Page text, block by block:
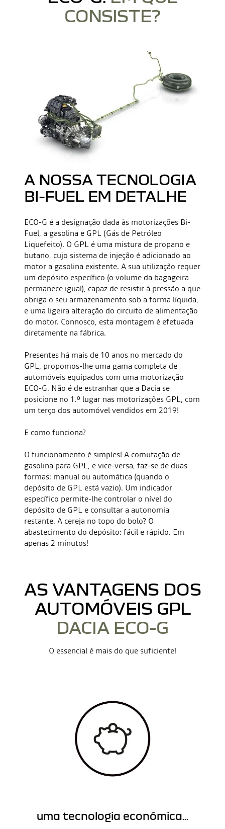
CONSISTE?
A NOSSA TECNOLOGIA
BI-FUEL EM DETALHE
ECO-G é a designação dada às motorizações Bi-
Fuel, a gasolina e GPL (Gás de Petróleo
Liquefeito). O GPL é uma mistura de propano e
butano, cujo sistema de injeção é adicionado ao
motor a gasolina existente. A sua utilização requer
um depósito específico (o volume da bagageira
permanece igual), capaz de resistir à pressão a que
obriga o seu armazenamento sob a forma líquida,
e uma ligeira alteração do circuito de alimentação
do motor. Connosco, esta montagem é efetuada
diretamente na fábrica.
Presentes há mais de 10 anos no mercado do
GPL, propomos-lhe uma gama completa de
automóveis equipados com uma motorização
ECO-G. Não é de estranhar que a Dacia se
posicione no 1.º lugar nas motorizações GPL, com
um terço dos automóvel vendidos em 2019!
E como funciona?
O funcionamento é simples! A comutação de
gasolina para GPL, e vice-versa, faz-se de duas
formas: manual ou automática (quando o
depósito de GPL está vazio). Um indicador
específico permite-lhe controlar o nível do
depósito de GPL e consultar a autonomia
restante. A cereja no topo do bolo? O
abastecimento do depósito: fácil e rápido. Em
apenas 2 minutos!
AS VANTAGENS DOS
AUTOMÓVEIS GPL
DACIA ECO-G
O essencial é mais do que suficiente!
uma tecnologia económica...